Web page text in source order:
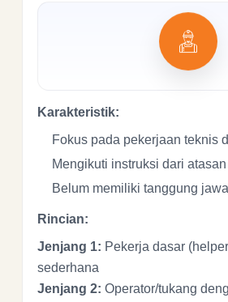
Karakteristik:
Fokus pada pekerjaan teknis
Mengikuti instruksi dari atasan
Belum memiliki tanggung
Rincian:
Jenjang 1: Pekerja dasar
sederhana
Jenjang 2: Operator/tukang